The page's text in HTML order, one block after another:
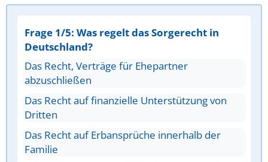
Frage 1/5: Was regelt das Sorgerecht in
Deutschland?
Das Recht, Verträge für Ehepartner
abzuschließen
Das Recht auf finanzielle Unterstützung von
Dritten
Das Recht auf Erbansprüche innerhalb der
Familie